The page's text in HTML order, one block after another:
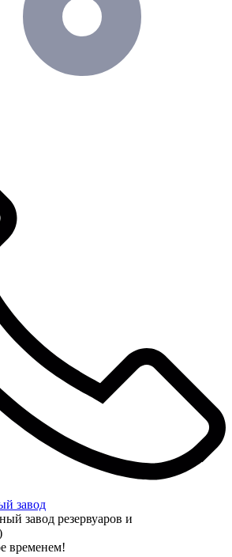
завод резервуаров и
временем!